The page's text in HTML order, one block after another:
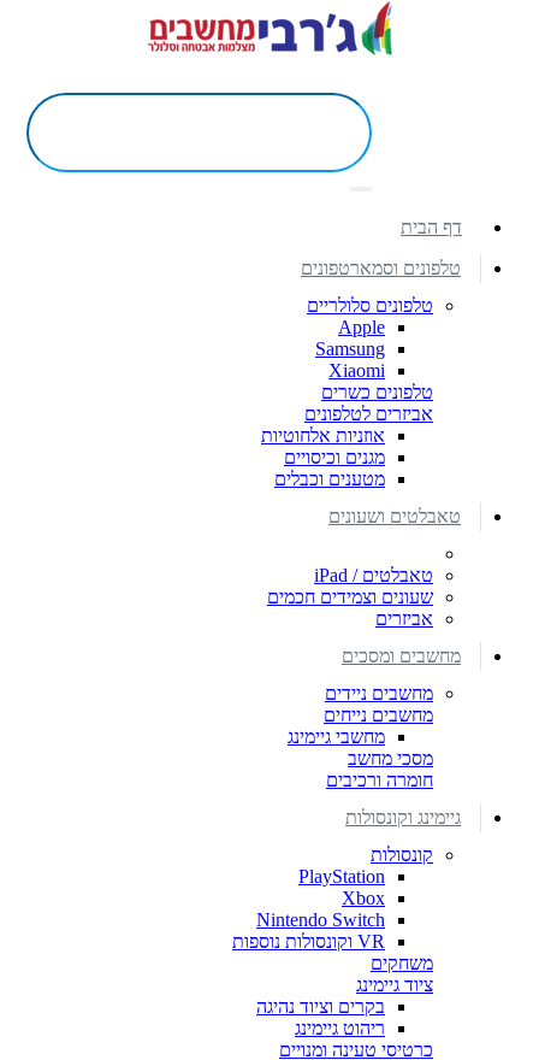
דף הבית
טלפונים וסמארטפונים
טלפונים סלולריים
Apple
Samsung
Xiaomi
טלפונים כשרים
אביזרים לטלפונים
אוזניות אלחוטיות
מגנים וכיסויים
מטענים וכבלים
טאבלטים ושעונים
טאבלטים / iPad
שעונים וצמידים חכמים
אביזרים
מחשבים ומסכים
מחשבים ניידים
מחשבים נייחים
מחשבי גיימינג
מסכי מחשב
חומרה ורכיבים
גיימינג וקונסולות
קונסולות
PlayStation
Xbox
Nintendo Switch
VR וקונסולות נוספות
משחקים
ציוד גיימינג
בקרים וציוד נהיגה
ריהוט גיימינג
כרטיסי טעינה ומנויים